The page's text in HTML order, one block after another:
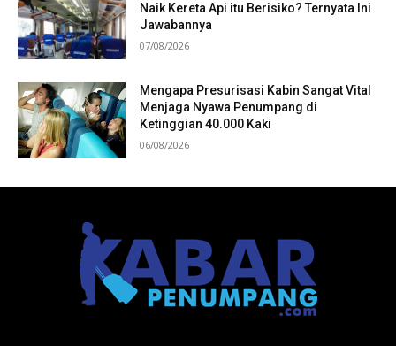
Naik Kereta Api itu Berisiko? Ternyata Ini
Jawabannya
07/08/2026
Mengapa Presurisasi Kabin Sangat Vital
Menjaga Nyawa Penumpang di
Ketinggian 40.000 Kaki
06/08/2026